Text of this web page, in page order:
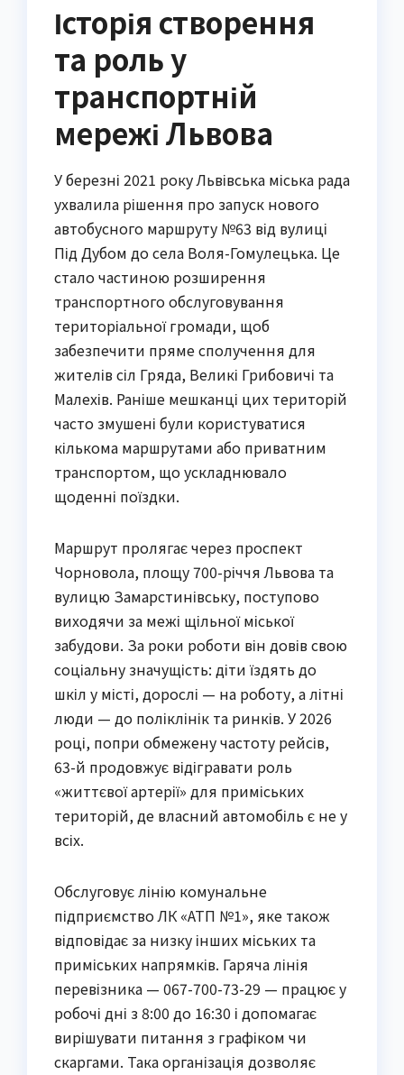
Історія створення
та роль у
транспортній
мережі Львова
У березні 2021 року Львівська міська рада
ухвалила рішення про запуск нового
автобусного маршруту №63 від вулиці
Під Дубом до села Воля-Гомулецька. Це
стало частиною розширення
транспортного обслуговування
територіальної громади, щоб
забезпечити пряме сполучення для
жителів сіл Гряда, Великі Грибовичі та
Малехів. Раніше мешканці цих територій
часто змушені були користуватися
кількома маршрутами або приватним
транспортом, що ускладнювало
щоденні поїздки.
Маршрут пролягає через проспект
Чорновола, площу 700-річчя Львова та
вулицю Замарстинівську, поступово
виходячи за межі щільної міської
забудови. За роки роботи він довів свою
соціальну значущість: діти їздять до
шкіл у місті, дорослі — на роботу, а літні
люди — до поліклінік та ринків. У 2026
році, попри обмежену частоту рейсів,
63-й продовжує відігравати роль
«життєвої артерії» для приміських
територій, де власний автомобіль є не у
всіх.
Обслуговує лінію комунальне
підприємство ЛК «АТП №1», яке також
відповідає за низку інших міських та
приміських напрямків. Гаряча лінія
перевізника — 067-700-73-29 — працює у
робочі дні з 8:00 до 16:30 і допомагає
вирішувати питання з графіком чи
скаргами. Така організація дозволяє